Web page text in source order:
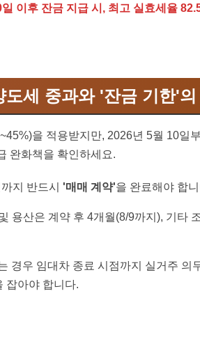
이후 잔금 지급 시, 최고 실효세율
세 중과와 '잔금 기한'
을 적용받지만, 2026년 5월 10일
완화책을 확인하세요.
지 반드시 '매매 계약'을 완료해야 합
용산은 계약 후 4개월(8/9까지), 기타
경우 임대차 종료 시점까지 실거주 의
잡아야 합니다.